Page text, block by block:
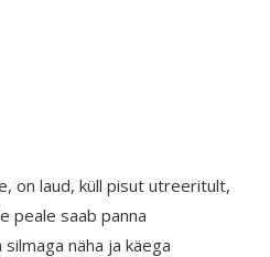
on laud, küll pisut utreeritult,
peale saab panna
näha ja käega